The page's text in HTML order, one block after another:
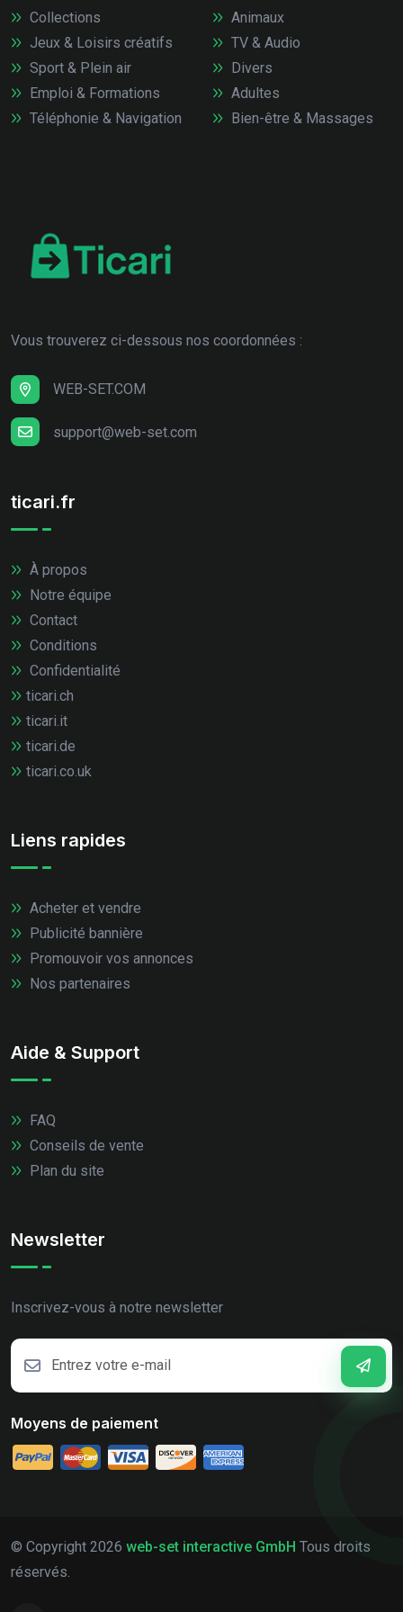
Collections
Jeux & Loisirs créatifs
Sport & Plein air
Emploi & Formations
Téléphonie & Navigation
Animaux
TV & Audio
Divers
Adultes
Bien-être & Massages
Vous trouverez ci-dessous nos coordonnées :
WEB-SET.COM
support@web-set.com
ticari.fr
À propos
Notre équipe
Contact
Conditions
Confidentialité
ticari.ch
ticari.it
ticari.de
ticari.co.uk
Liens rapides
Acheter et vendre
Publicité bannière
Promouvoir vos annonces
Nos partenaires
Aide & Support
FAQ
Conseils de vente
Plan du site
Newsletter
Inscrivez-vous à notre newsletter
Moyens de paiement
© Copyright 2026 web-set interactive GmbH Tous droits
réservés.